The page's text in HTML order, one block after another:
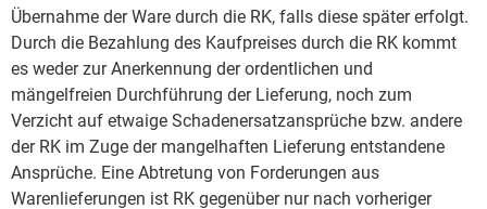
Übernahme der Ware durch die RK, falls diese später erfolgt.
Durch die Bezahlung des Kaufpreises durch die RK kommt
es weder zur Anerkennung der ordentlichen und
mängelfreien Durchführung der Lieferung, noch zum
Verzicht auf etwaige Schadenersatzansprüche bzw. andere
der RK im Zuge der mangelhaften Lieferung entstandene
Ansprüche. Eine Abtretung von Forderungen aus
Warenlieferungen ist RK gegenüber nur nach vorheriger